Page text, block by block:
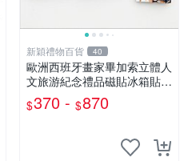
新穎禮物百貨 40
歐洲西班牙畫家畢加索立體人
文旅游紀念禮品磁貼冰箱貼創
意留言帖
$370 - $870